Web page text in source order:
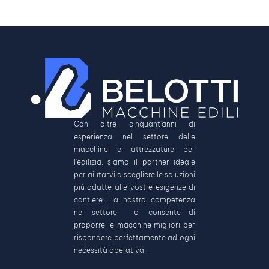
Con oltre cinquant’anni di
esperienza nel settore delle
macchine e attrezzature per
l’edilizia, siamo il partner ideale
per aiutarvi a scegliere le soluzioni
più adatte alle vostre esigenze di
cantiere. La nostra competenza
nel settore ci consente di
proporre le macchine migliori per
rispondere perfettamente ad ogni
necessità operativa.